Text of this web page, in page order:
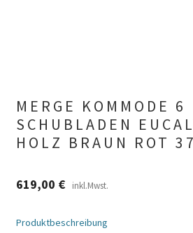
MERGE KOMMODE 6
SCHUBLADEN
HOLZ BRAUN ROT
619,00 € inkl.Mwst.
Produktbeschreibung